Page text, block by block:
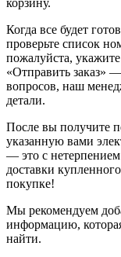
корзину.
Когда все будет
проверьте список
пожалуйста,
«Отправить заказ»
вопросов, наш
детали.
После вы получите
указанную вами
— это с нетерпением
доставки
покупке!
Мы рекомендуем
информацию,
найти.